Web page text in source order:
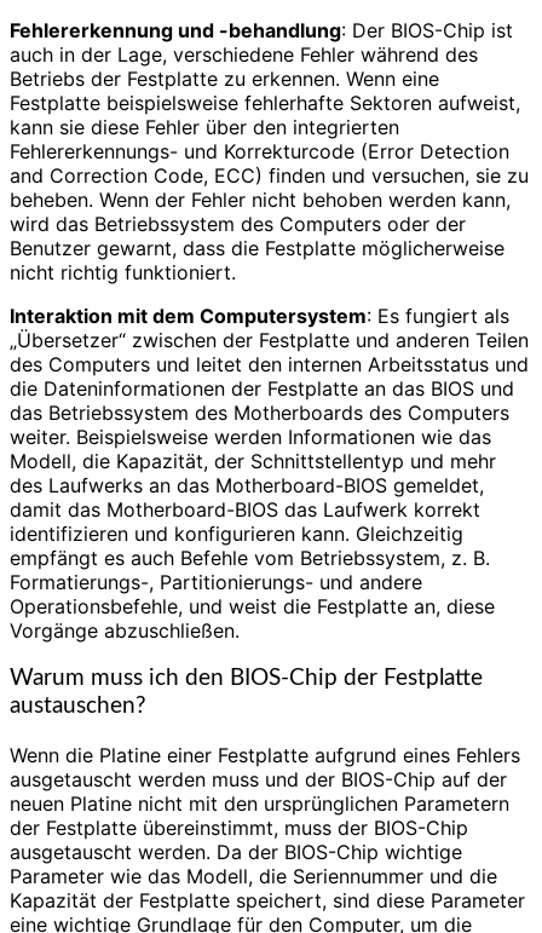
Fehlererkennung und -behandlung: Der BIOS-Chip ist
auch in der Lage, verschiedene Fehler während des
Betriebs der Festplatte zu erkennen. Wenn eine
Festplatte beispielsweise fehlerhafte Sektoren aufweist,
kann sie diese Fehler über den integrierten
Fehlererkennungs- und Korrekturcode (Error Detection
and Correction Code, ECC) finden und versuchen, sie zu
beheben. Wenn der Fehler nicht behoben werden kann,
wird das Betriebssystem des Computers oder der
Benutzer gewarnt, dass die Festplatte möglicherweise
nicht richtig funktioniert.
Interaktion mit dem Computersystem: Es fungiert als
„Übersetzer“ zwischen der Festplatte und anderen Teilen
des Computers und leitet den internen Arbeitsstatus und
die Dateninformationen der Festplatte an das BIOS und
das Betriebssystem des Motherboards des Computers
weiter. Beispielsweise werden Informationen wie das
Modell, die Kapazität, der Schnittstellentyp und mehr
des Laufwerks an das Motherboard-BIOS gemeldet,
damit das Motherboard-BIOS das Laufwerk korrekt
identifizieren und konfigurieren kann. Gleichzeitig
empfängt es auch Befehle vom Betriebssystem, z. B.
Formatierungs-, Partitionierungs- und andere
Operationsbefehle, und weist die Festplatte an, diese
Vorgänge abzuschließen.
Warum muss ich den BIOS-Chip der Festplatte
austauschen?
Wenn die Platine einer Festplatte aufgrund eines Fehlers
ausgetauscht werden muss und der BIOS-Chip auf der
neuen Platine nicht mit den ursprünglichen Parametern
der Festplatte übereinstimmt, muss der BIOS-Chip
ausgetauscht werden. Da der BIOS-Chip wichtige
Parameter wie das Modell, die Seriennummer und die
Kapazität der Festplatte speichert, sind diese Parameter
eine wichtige Grundlage für den Computer, um die